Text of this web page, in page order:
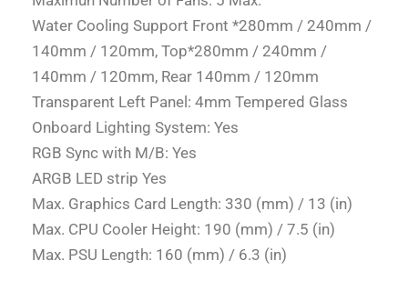
Water Cooling Support Front *280mm / 240mm /
140mm / 120mm, Top*280mm / 240mm /
140mm / 120mm, Rear 140mm / 120mm
Transparent Left Panel: 4mm Tempered Glass
Onboard Lighting System: Yes
RGB Sync with M/B: Yes
ARGB LED strip Yes
Max. Graphics Card Length: 330 (mm) / 13 (in)
Max. CPU Cooler Height: 190 (mm) / 7.5 (in)
Max. PSU Length: 160 (mm) / 6.3 (in)